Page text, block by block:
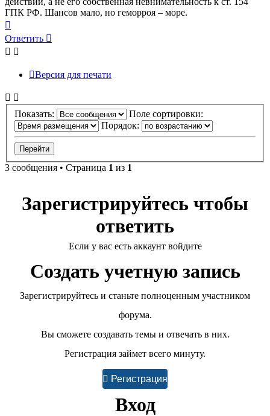
ГПК РФ. Шансов мало, но геморроя – море.
к
началу
Ответить
Версия для печати
Показать:
Поле сортировки:
Порядок:
3 сообщения • Страница 1 из 1
Зарегистрируйтесь чтобы
ответить
Если у вас есть аккаунт войдите
Создать учетную запись
Зарегистрируйтесь и станьте полноценным участником
форума.
Вы сможете создавать темы и отвечать в них.
Регистрация займет всего минуту.
Регистрация
Вход